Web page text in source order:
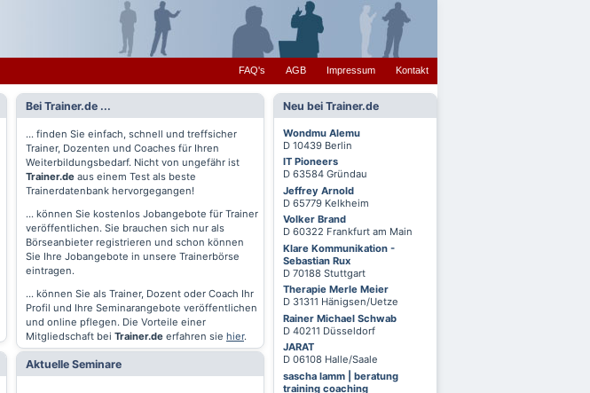
FAQ's AGB Impressum Kontakt
Neu bei Trainer.de
Wondmu Alemu
D 10439 Berlin
IT Pioneers
D 63584 Gründau
Jeffrey Arnold
D 65779 Kelkheim
Volker Brand
D 60322 Frankfurt am Main
Klare Kommunikation -
Sebastian Rux
D 70188 Stuttgart
Therapie Merle Meier
D 31311 Hänigsen/Uetze
Rainer Michael Schwab
D 40211 Düsseldorf
JARAT
D 06108 Halle/Saale
sascha lamm | beratung
training coaching
Bei Trainer.de ...
... finden Sie einfach, schnell und treffsicher
Trainer, Dozenten und Coaches für Ihren
Weiterbildungsbedarf. Nicht von ungefähr ist
Trainer.de aus einem Test als beste
Trainerdatenbank hervorgegangen!
... können Sie kostenlos Jobangebote für Trainer
veröffentlichen. Sie brauchen sich nur als
Börseanbieter registrieren und schon können
Sie Ihre Jobangebote in unsere Trainerbörse
eintragen.
... können Sie als Trainer, Dozent oder Coach Ihr
Profil und Ihre Seminarangebote veröffentlichen
und online pflegen. Die Vorteile einer
Mitgliedschaft bei Trainer.de erfahren sie hier.
Aktuelle Seminare